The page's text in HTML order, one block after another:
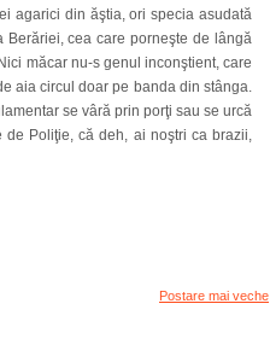
agarici din ăştia, ori specia asudată
cea care porneşte de lângă
măcar nu-s genul inconştient, care
aia circul doar pe banda din stânga.
se vâră prin porţi sau se urcă
Poliţie, că deh, ai noştri ca brazii,
Postare mai veche